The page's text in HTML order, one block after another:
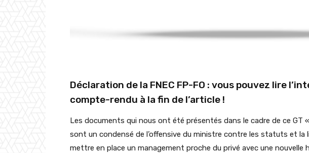
Déclaration de la FNEC FP-FO : vous pouvez lire
compte-rendu à la fin de l’article !
Les documents qui nous ont été présentés dans le cadre de ce GT
sont un condensé de l’offensive du ministre contre les statuts et la
mettre en place un management proche du privé avec une nouvelle